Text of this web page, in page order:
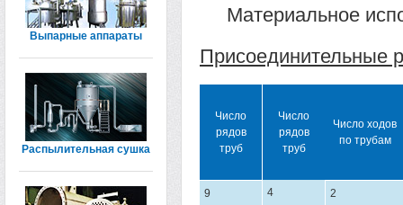
Материальное
Присоединительные
Число
рядов
труб
Число
рядов
труб
Число ходов
по трубам
9 4
2
Выпарные аппараты
Распылительная сушка